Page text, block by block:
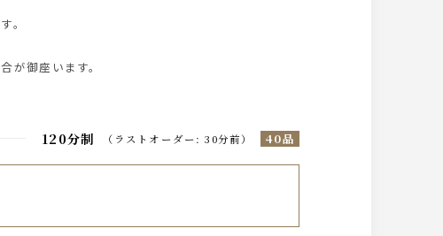
。
が御座います。
120分制 （ ラストオーダー: 30分前） 40品